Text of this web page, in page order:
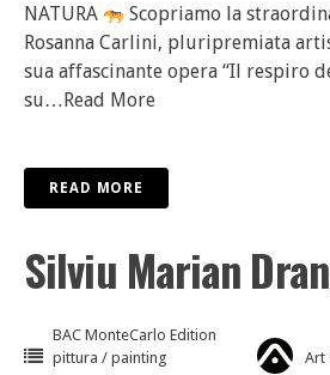
NATURA
Scopriamo la
Rosanna Carlini, pluripremiata
sua affascinante opera “Il respiro
su…Read More
READ MORE
Silviu Marian
BAC MonteCarlo Edition
pittura / painting
Art